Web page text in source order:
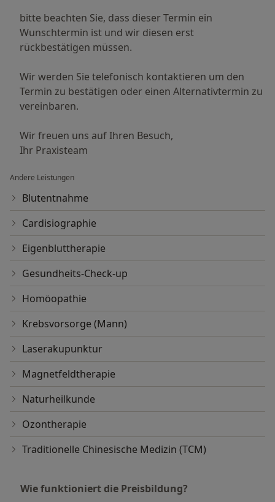
bitte beachten Sie, dass dieser Termin ein
Wunschtermin ist und wir diesen erst
rückbestätigen müssen.
Wir werden Sie telefonisch kontaktieren um den
Termin zu bestätigen oder einen Alternativtermin zu
vereinbaren.
Wir freuen uns auf Ihren Besuch,
Ihr Praxisteam
Andere Leistungen
Blutentnahme
Cardisiographie
Eigenbluttherapie
Gesundheits-Check-up
Homöopathie
Krebsvorsorge (Mann)
Laserakupunktur
Magnetfeldtherapie
Naturheilkunde
Ozontherapie
Traditionelle Chinesische Medizin (TCM)
Wie funktioniert die Preisbildung?